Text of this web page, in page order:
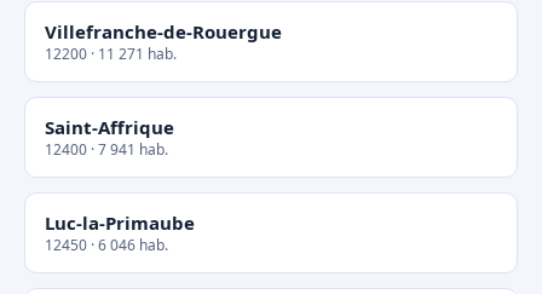
Villefranche-de-Rouergue
12200 · 11 271 hab.
Saint-Affrique
12400 · 7 941 hab.
Luc-la-Primaube
12450 · 6 046 hab.